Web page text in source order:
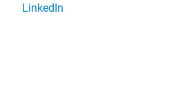
LinkedIn